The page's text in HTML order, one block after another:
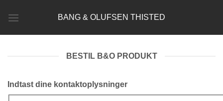
BANG & OLUFSEN THISTED
BESTIL B&O PRODUKT
Indtast dine kontaktoplysninger